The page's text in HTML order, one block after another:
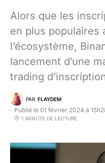
Alors que les
en plus populaires
l’écosystème,
lancement d’une
trading
PAR FLAYDEM
Publié le 01 février 2024 à
1 MINUTE DE LECTURE